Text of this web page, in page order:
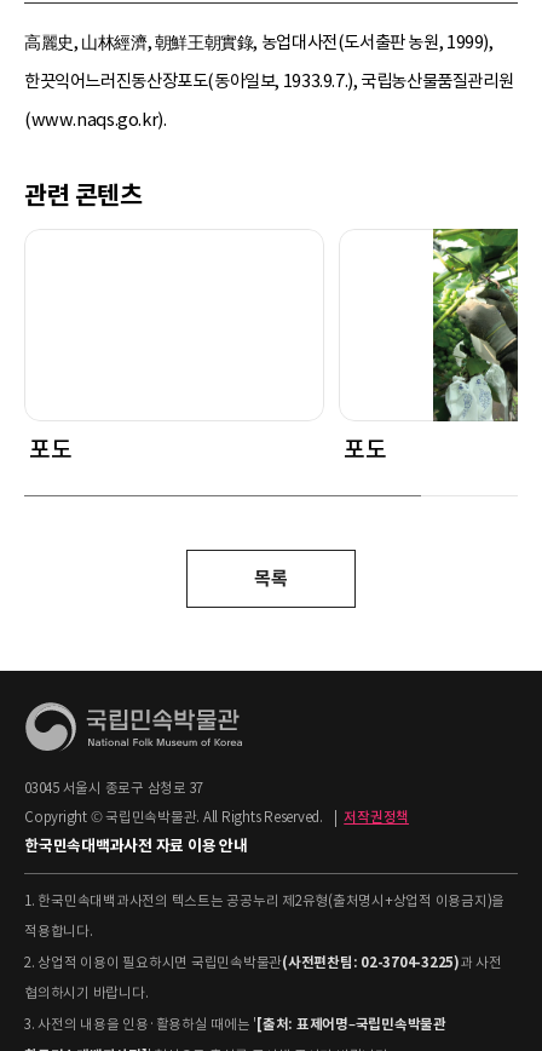
高麗史, 山林經濟, 朝鮮王朝實錄, 농업대사전(도서출판 농원, 1999),
한끗익어느러진동산장포도(동아일보, 1933.9.7.), 국립농산물품질관리원
(www.naqs.go.kr).
관련 콘텐츠
포도 포도
목록
03045 서울시 종로구 삼청로 37
Copyright © 국립민속박물관. All Rights Reserved.
저작권정책
한국민속대백과사전 자료 이용 안내
1. 한국민속대백과사전의 텍스트는 공공누리 제2유형(출처명시+상업적 이용금지)을
적용합니다.
2. 상업적 이용이 필요하시면 국립민속박물관(사전편찬팀: 02-3704-3225)과 사전
협의하시기 바랍니다.
3. 사전의 내용을 인용·활용하실 때에는 ' [출처: 표제어명–국립민속박물관